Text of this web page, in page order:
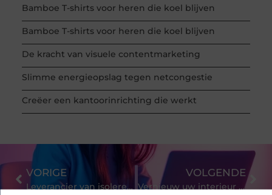
Bamboe T-shirts voor heren die koel blijven
Bamboe T-shirts voor heren die koel blijven
De kracht van visuele contentmarketing
Slimme energieopslag tegen netcongestie
Creëer een kantoorinrichting die werkt
VORIGE
Leverancier van isolerende aluminium en kunststof kozijnen
VOLGENDE
Vernieuw uw interieur met goedkope eetkamerstoelen van topkwaliteit